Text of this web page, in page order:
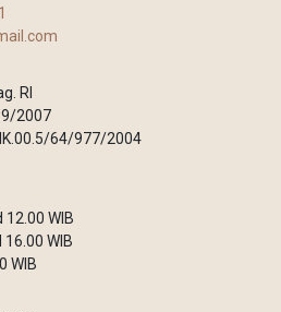
RI
2007
64/977/2004
WIB
WIB
WIB